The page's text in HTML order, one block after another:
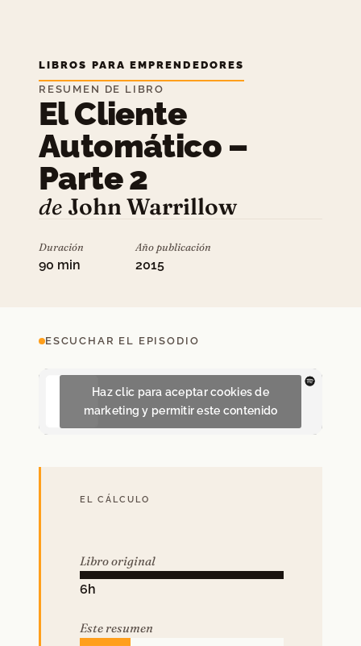
LIBROS PARA EMPRENDEDORES
RESUMEN DE LIBRO
El Cliente
Automático –
Parte 2
de John Warrillow
Duración
90 min
Año publicación
2015
ESCUCHAR EL EPISODIO
Haz clic para aceptar cookies de
marketing y permitir este contenido
EL CÁLCULO
Libro original
6h
Este resumen